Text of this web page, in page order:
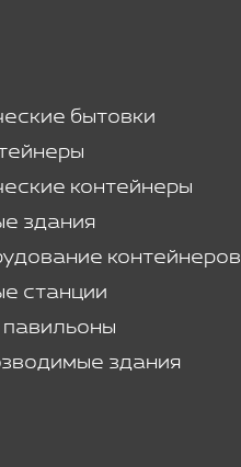
бытовки
контейнеры
здания
контейнеров
станции
здания